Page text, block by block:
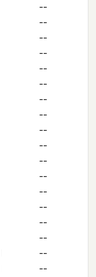
--
--
--
--
--
--
--
--
--
--
--
--
--
--
--
--
--
--